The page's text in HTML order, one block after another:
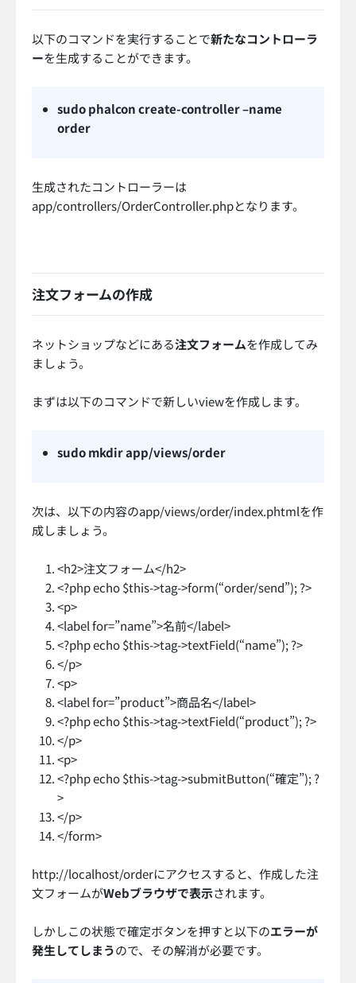
以下のコマンドを実行することで新たなコントローラ
ーを生成することができます。
sudo phalcon create-controller –name
order
生成されたコントローラーは
app/controllers/OrderController.phpとなります。
注文フォームの作成
ネットショップなどにある注文フォームを作成してみ
ましょう。
まずは以下のコマンドで新しいviewを作成します。
sudo mkdir app/views/order
次は、以下の内容のapp/views/order/index.phtmlを作
成しましょう。
<h2>注文フォーム</h2>
<?php echo $this->tag->form(“order/send”); ?>
<p>
<label for=”name”>名前</label>
<?php echo $this->tag->textField(“name”); ?>
</p>
<p>
<label for=”product”>商品名</label>
<?php echo $this->tag->textField(“product”); ?>
</p>
<p>
<?php echo $this->tag->submitButton(“確定”); ?
>
</p>
</form>
http://localhost/orderにアクセスすると、作成した注
文フォームがWebブラウザで表示されます。
しかしこの状態で確定ボタンを押すと以下のエラーが
発生してしまうので、その解消が必要です。